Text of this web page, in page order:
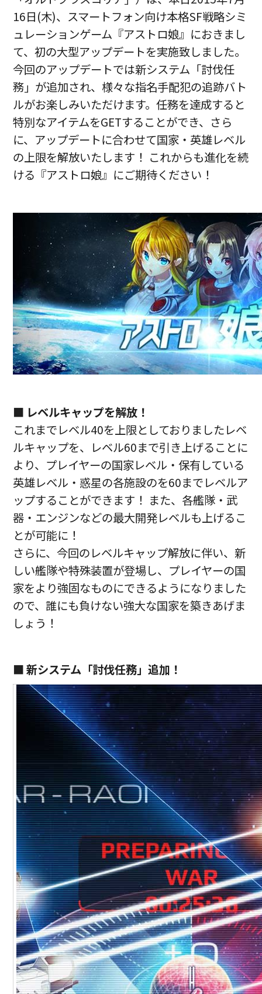
16日(木)、スマートフォン向け本格SF戦略シミ
ュレーションゲーム『アストロ娘』におきまし
て、初の大型アップデートを実施致しました。
今回のアップデートでは新システム「討伐任
務」が追加され、様々な指名手配犯の追跡バト
ルがお楽しみいただけます。任務を達成すると
特別なアイテムをGETすることができ、さら
に、アップデートに合わせて国家・英雄レベル
の上限を解放いたします！ これからも進化を続
ける『アストロ娘』にご期待ください！
■ レベルキャップを解放！
これまでレベル40を上限としておりましたレベ
ルキャップを、レベル60まで引き上げることに
より、プレイヤーの国家レベル・保有している
英雄レベル・惑星の各施設のを60までレベルア
ップすることができます！ また、各艦隊・武
器・エンジンなどの最大開発レベルも上げるこ
とが可能に！
さらに、今回のレベルキャップ解放に伴い、新
しい艦隊や特殊装置が登場し、プレイヤーの国
家をより強固なものにできるようになりました
ので、誰にも負けない強大な国家を築きあげま
しょう！
■ 新システム「討伐任務」追加！